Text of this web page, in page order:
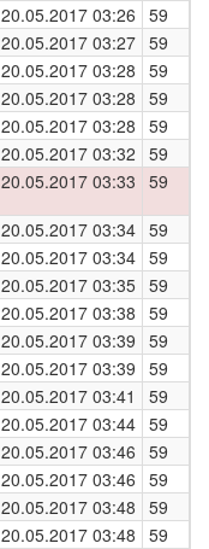
20.05.2017 03:26 59
20.05.2017 03:27 59
20.05.2017 03:28 59
20.05.2017 03:28 59
20.05.2017 03:28 59
20.05.2017 03:32 59
20.05.2017 03:33 59
20.05.2017 03:34 59
20.05.2017 03:34 59
20.05.2017 03:35 59
20.05.2017 03:38 59
20.05.2017 03:39 59
20.05.2017 03:39 59
20.05.2017 03:41 59
20.05.2017 03:44 59
20.05.2017 03:46 59
20.05.2017 03:46 59
20.05.2017 03:48 59
20.05.2017 03:48 59